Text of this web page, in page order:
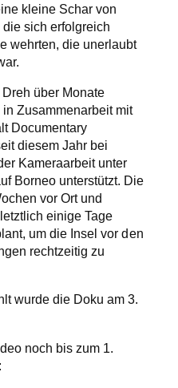
kleine Schar von
sich erfolgreich
wehrten, die unerlaubt
über Monate
Zusammenarbeit mit
Documentary
diesem Jahr bei
Kameraarbeit unter
Borneo unterstützt. Die
vor Ort und
einige Tage
um die Insel vor den
rechtzeitig zu
wurde die Doku am 3.
noch bis zum 1.